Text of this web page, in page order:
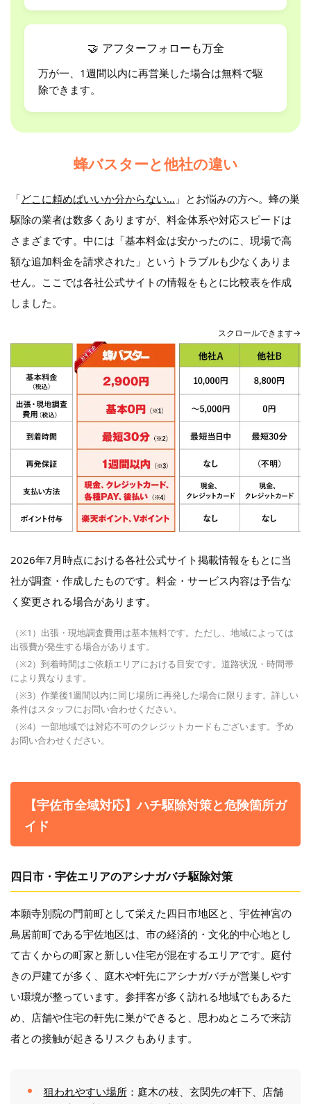
🤝 アフターフォローも万全
万が一、1週間以内に再営巣した場合は無料で駆
除できます。
蜂バスターと他社の違い
「どこに頼めばいいか分からない… 」とお悩みの方へ。蜂の巣
駆除の業者は数多くありますが、料金体系や対応スピードは
さまざまです。中には「基本料金は安かったのに、現場で高
額な追加料金を請求された」というトラブルも少なくありま
せん。ここでは各社公式サイトの情報をもとに比較表を作成
しました。
スクロールできます→
2026年7月時点における各社公式サイト掲載情報をもとに当
社が調査・作成したものです。料金・サービス内容は予告な
く変更される場合があります。
（※1）出張・現地調査費用は基本無料です。ただし、地域によっては
出張費が発生する場合があります。
（※2）到着時間はご依頼エリアにおける目安です。道路状況・時間帯
により異なります。
（※3）作業後1週間以内に同じ場所に再発した場合に限ります。詳しい
条件はスタッフにお問い合わせください。
（※4）一部地域では対応不可のクレジットカードもございます。予め
お問い合わせください。
【宇佐市全域対応】ハチ駆除対策と危険箇所ガ
イド
四日市・宇佐エリアのアシナガバチ駆除対策
本願寺別院の門前町として栄えた四日市地区と、宇佐神宮の
鳥居前町である宇佐地区は、市の経済的・文化的中心地とし
て古くからの町家と新しい住宅が混在するエリアです。庭付
きの戸建てが多く、庭木や軒先にアシナガバチが営巣しやす
い環境が整っています。参拝客が多く訪れる地域でもあるた
め、店舗や住宅の軒先に巣ができると、思わぬところで来訪
者との接触が起きるリスクもあります。
狙われやすい場所：庭木の枝、玄関先の軒下、店舗